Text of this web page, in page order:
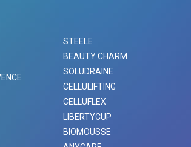
STEELE
BEAUTY CHARM
SOLUDRAINE
CELLULIFTING
CELLUFLEX
LIBERTYCUP
BIOMOUSSE